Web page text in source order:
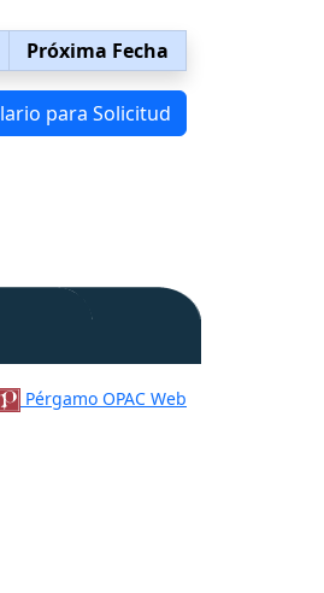
Próxima Fecha
para Solicitud
Pérgamo OPAC Web